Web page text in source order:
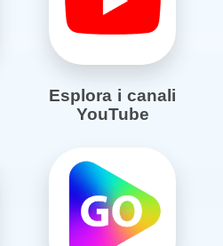
Esplora i canali
YouTube